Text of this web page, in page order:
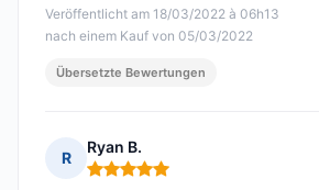
Veröffentlicht am 18/03/2022 à 06h13
nach einem Kauf von 05/03/2022
Übersetzte Bewertungen
R
Ryan B.
Hinweis: 5 von 5